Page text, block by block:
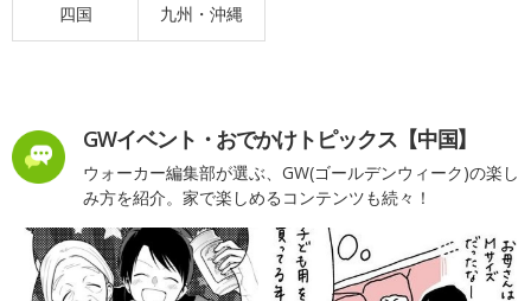
四国 九州・沖縄
GWイベント・おでかけトピックス【中国】
ウォーカー編集部が選ぶ、GW(ゴールデンウィーク)の楽し
み方を紹介。家で楽しめるコンテンツも続々！